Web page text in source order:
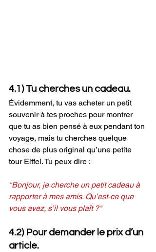
4.1) Tu cherches un cadeau.
Évidemment, tu vas acheter un petit
souvenir à tes proches pour montrer
que tu as bien pensé à eux pendant ton
voyage, mais tu cherches quelque
chose de plus original qu’une petite
tour Eiffel. Tu peux dire :
"Bonjour, je cherche un petit cadeau à
rapporter à mes amis. Qu’est-ce que
vous avez, s’il vous plaît ?"
4.2) Pour demander le prix d’un
article.